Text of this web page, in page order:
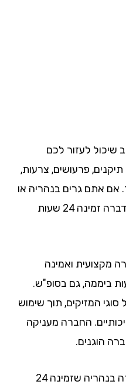
שיכול לעזור לכם
פרעושים, צרעות,
אם אתם גרים בנהריה או
בסביבה, חשוב לבחור חברת הדברה זמינה 24 שעות
מקצועית ואמינה
שירותי הדברה 24 שעות ביממה, גם בסופ"ש.
המזיקים, תוך שימוש
החברה מעניקה
הוגנים.
אם אתם מחפשים חברת הדברה בנהריה שזמינה 24